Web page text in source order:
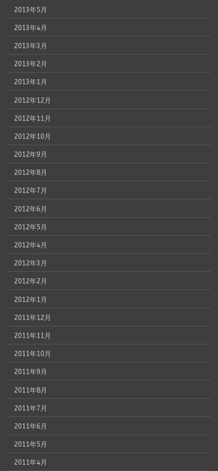
2013年5月
2013年4月
2013年3月
2013年2月
2013年1月
2012年12月
2012年11月
2012年10月
2012年9月
2012年8月
2012年7月
2012年6月
2012年5月
2012年4月
2012年3月
2012年2月
2012年1月
2011年12月
2011年11月
2011年10月
2011年9月
2011年8月
2011年7月
2011年6月
2011年5月
2011年4月